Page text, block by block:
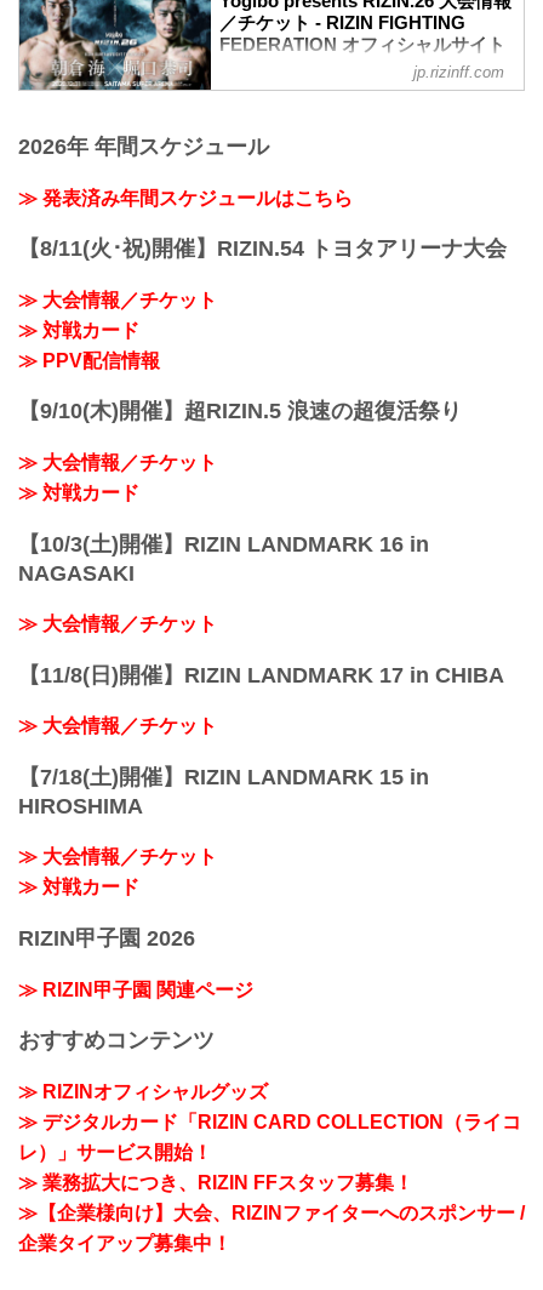
／チケット - RIZIN FIGHTING
FEDERATION オフィシャルサイト
日時
開始
22:30頃
※試合内容、イベント進行によって終了
宮線・高崎線）「さいたま新都心」駅か
ら徒歩3分
...
jp.rizinff.com
2026年 年間スケジュール
≫ 発表済み年間スケジュールはこちら
【8/11(火･祝)開催】RIZIN.54 トヨタアリーナ大会
≫ 大会情報／チケット
≫ 対戦カード
≫ PPV配信情報
【9/10(木)開催】超RIZIN.5 浪速の超復活祭り
≫ 大会情報／チケット
≫ 対戦カード
【10/3(土)開催】RIZIN LANDMARK 16 in
NAGASAKI
≫ 大会情報／チケット
【11/8(日)開催】RIZIN LANDMARK 17 in CHIBA
≫ 大会情報／チケット
【7/18(土)開催】RIZIN LANDMARK 15 in
HIROSHIMA
≫ 大会情報／チケット
≫ 対戦カード
RIZIN甲子園 2026
≫ RIZIN甲子園 関連ページ
おすすめコンテンツ
≫ RIZINオフィシャルグッズ
≫ デジタルカード「RIZIN CARD COLLECTION（ライコ
レ）」サービス開始！
≫ 業務拡大につき、RIZIN FFスタッフ募集！
≫【企業様向け】大会、RIZINファイターへのスポンサー /
企業タイアップ募集中！